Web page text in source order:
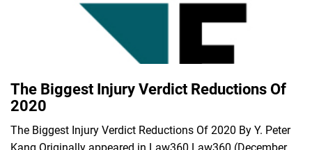
The Biggest Injury Verdict Reductions Of
2020
The Biggest Injury Verdict Reductions Of 2020 By Y. Peter